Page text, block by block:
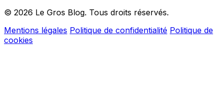
© 2026 Le Gros Blog. Tous droits réservés.
Mentions légales Politique de confidentialité Politique de
cookies